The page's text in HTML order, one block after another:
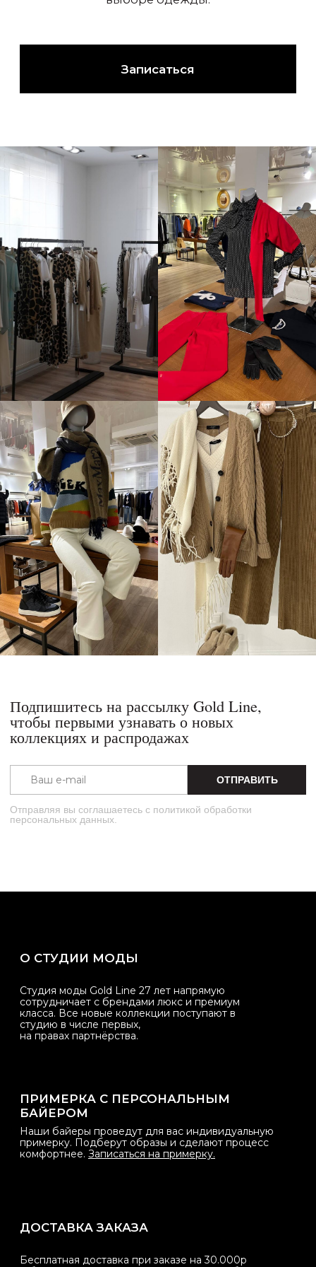
Студия моды Gold Line 27 лет напрямую
сотрудничает с брендами люкс и премиум
класса. Все новые коллекции поступают в
на правах партнёрства.
Наши байеры проведут для вас индивидуальную
примерку. Подберут образы и сделают процесс
комфортнее.Записаться на примерку.
ПРИМЕРКА С ПЕРСОНАЛЬНЫМ
БАЙЕРОМ
Бесплатная доставка при заказе на 30.000р
и более. При доставке заграницу – способ
и стоимость обсуждается персонально.
ДОСТАВКА ЗАКАЗА
Gold Line ©2004 Данный сайт защищен от копирования. Любая передача
WhatsApp
+7 904 487 72 09
Telegram
Нужна консультация
Примерка в студии
Соцсети
Доставка
Онлайн покупки
Оплата
Обмен и возврат
Меню
lookbook
Каталог
О студии
Юр.информация